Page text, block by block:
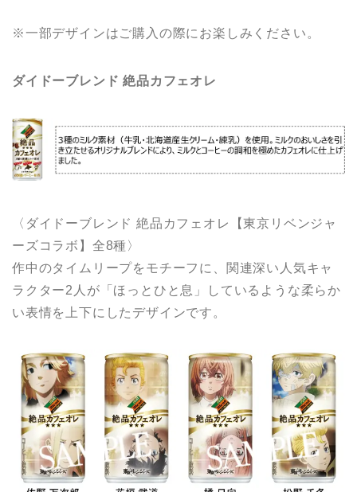
※一部デザインはご購入の際にお楽しみください。
ダイドーブレンド 絶品カフェオレ
〈ダイドーブレンド 絶品カフェオレ【東京リベンジャ
ーズコラボ】全8種〉
作中のタイムリープをモチーフに、関連深い人気キャ
ラクター2人が「ほっとひと息」しているような柔らか
い表情を上下にしたデザインです。